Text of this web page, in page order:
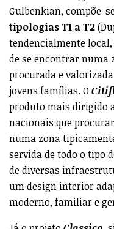
Já o projetoClassica,
recentemente
revitalizar um edifício
cidade de Lisboa,
tipologias que
para um perfil de
ambiente cosmopolita
maior concentração
principais centros de
interiores mais
é um projeto
exclusividade do
e que poderá ir ao
nacional como